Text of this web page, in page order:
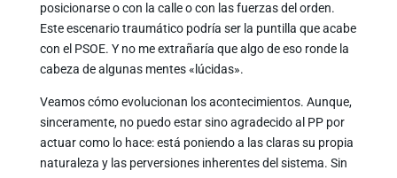
posicionarse o con la calle o con las fuerzas del orden.
Este escenario traumático podría ser la puntilla que acabe
con el PSOE. Y no me extrañaría que algo de eso ronde la
cabeza de algunas mentes «lúcidas».
Veamos cómo evolucionan los acontecimientos. Aunque,
sinceramente, no puedo estar sino agradecido al PP por
actuar como lo hace: está poniendo a las claras su propia
naturaleza y las perversiones inherentes del sistema. Sin